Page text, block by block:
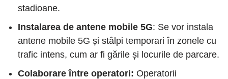
stadioane.
Instalarea de antene mobile 5G: Se vor instala
antene mobile 5G și stâlpi temporari în zonele cu
trafic intens, cum ar fi gările și locurile de parcare.
Colaborare între operatori: Operatorii